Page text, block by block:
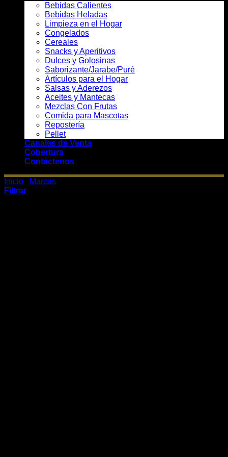
Bebidas Calientes
Bebidas Heladas
Limpieza en el Hogar
Congelados
Cereales
Snacks y Aperitivos
Dulces y Golosinas
Saborizante/Jarabe/Puré
Artículos para el Hogar
Salsas y Aderezos
Aceites y Mantecas
Mezclas Con Frutas
Comida para Mascotas
Repostería
Pellet
Canales de Venta
Cobertura
Contáctenos
Inicio Marcas
Filtrar